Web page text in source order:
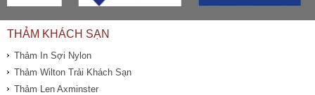
THẢM KHÁCH SẠN
Thảm In Sợi Nylon
Thảm Wilton Trải Khách Sạn
Thảm Len Axminster